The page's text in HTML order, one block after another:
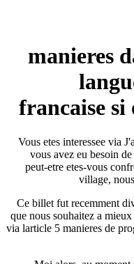
7
Vous
Ce
que
via